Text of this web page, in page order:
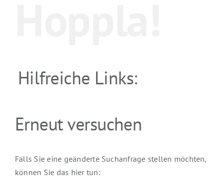
Hilfreiche Links:
Erneut versuchen
Falls Sie eine geänderte Suchanfrage stellen möchten,
können Sie das hier tun: